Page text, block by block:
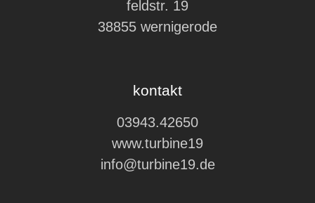
feldstr. 19
38855 wernigerode
kontakt
03943.42650
www.turbine19
info@turbine19.de